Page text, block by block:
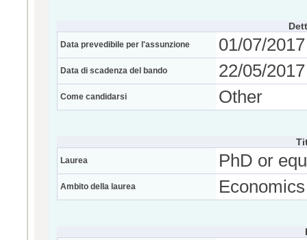
Data prevedibile per l'assunzione 01/07/2017
Data di scadenza del bando 22/05/
Come candidarsi Other
Laurea PhD or
Ambito della laurea Economics